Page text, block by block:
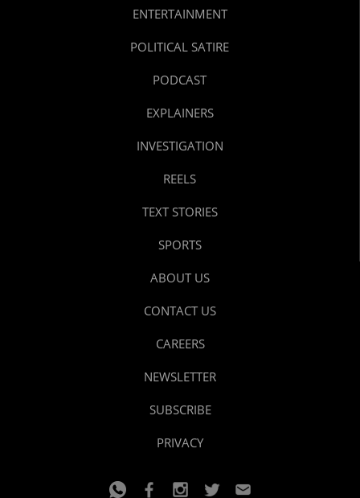
ENTERTAINMENT
POLITICAL SATIRE
PODCAST
EXPLAINERS
INVESTIGATION
REELS
TEXT STORIES
SPORTS
ABOUT US
CONTACT US
CAREERS
NEWSLETTER
SUBSCRIBE
PRIVACY